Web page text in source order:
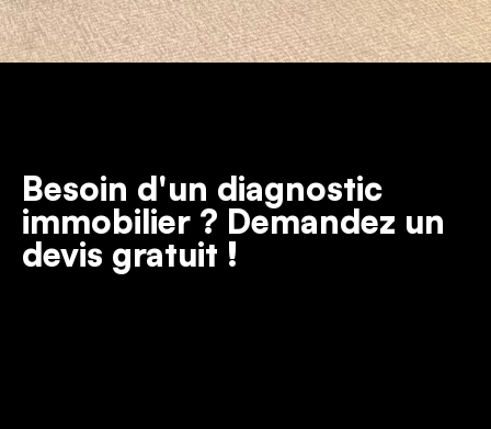
Besoin d'un diagnostic
immobilier ? Demandez un
devis gratuit !